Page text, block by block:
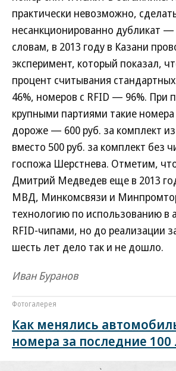
практически невозможно,
несанкционированно дубликат
словам, в 2013 году в Казани
эксперимент, который показал,
процент считывания
46%, номеров с RFID — 96%. При
крупными партиями такие
дороже — 600 руб. за комплект
вместо 500 руб. за комплект без
госпожа Шерстнева. Отметим,
Дмитрий Медведев еще в 2013
МВД, Минкомсвязи и
технологию по использованию в
RFID-чипами, но до реализации
шесть лет дело так и не дошло.
Иван Буранов
Фотогалерея
Как менялись
номера за последние 100